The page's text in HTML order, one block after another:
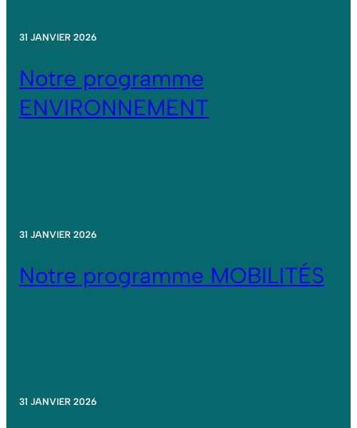
31 JANVIER 2026
Notre programme
ENVIRONNEMENT
31 JANVIER 2026
Notre programme MOBILITÉS
31 JANVIER 2026